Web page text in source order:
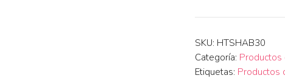
SKU: HTSHAB30
Categoría: Productos
Etiquetas: Productos